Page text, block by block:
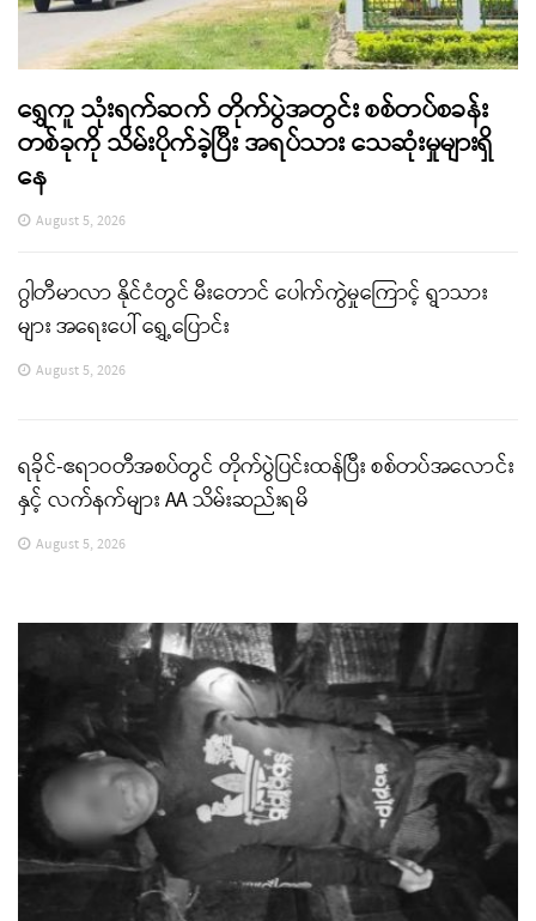
ရွှေကူ သုံးရက်ဆက် တိုက်ပွဲအတွင်း စစ်တပ်စခန်း
တစ်ခုကို သိမ်းပိုက်ခဲ့ပြီး အရပ်သား သေဆုံးမှုများရှိ
နေ
August 5, 2026
ဂွါတီမာလာ နိုင်ငံတွင် မီးတောင် ပေါက်ကွဲမှုကြောင့် ရွာသား
များ အရေးပေါ် ရွှေ့ပြောင်း
August 5, 2026
ရခိုင်-ဧရာဝတီအစပ်တွင် တိုက်ပွဲပြင်းထန်ပြီး စစ်တပ်အလောင်း
နှင့် လက်နက်များ AA သိမ်းဆည်းရမိ
August 5, 2026